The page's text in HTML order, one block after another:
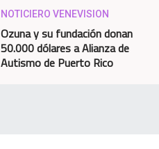
NOTICIERO VENEVISION
Ozuna y su fundación donan
50.000 dólares a Alianza de
Autismo de Puerto Rico